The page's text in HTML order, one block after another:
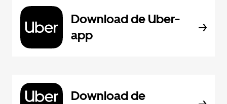
Download de Uber-
app
Download de